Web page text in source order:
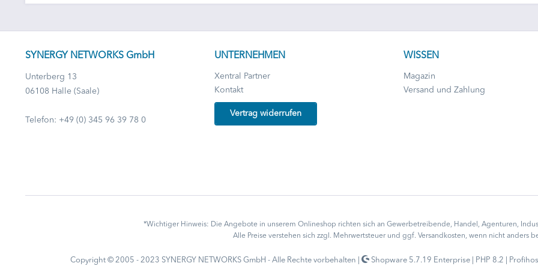
SYNERGY NETWORKS GmbH
Unterberg 13
06108 Halle (Saale)
Telefon: +49 (0) 345 96 39 78 0
UNTERNEHMEN
Xentral Partner
Kontakt
Vertrag widerrufen
WISSEN
Magazin
Versand und Zahlung
*Wichtiger Hinweis: Die Angebote in unserem Onlineshop richten sich an Gewerbetreibende, Handel, Agenturen,
Alle Preise verstehen sich zzgl. Mehrwertsteuer und ggf. Versandkosten, wenn nicht anders
Copyright © 2005 - 2023 SYNERGY NETWORKS GmbH - Alle Rechte vorbehalten | Shopware 5.7.19 Enterprise | PHP 8.2 |